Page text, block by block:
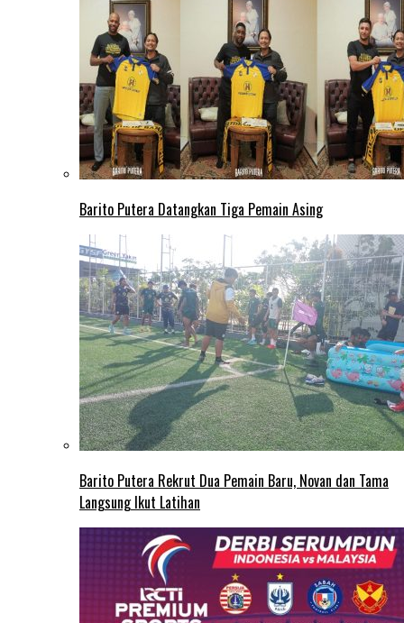
Barito Putera Datangkan Tiga Pemain Asing
Barito Putera Rekrut Dua Pemain Baru, Novan dan Tama
Langsung Ikut Latihan